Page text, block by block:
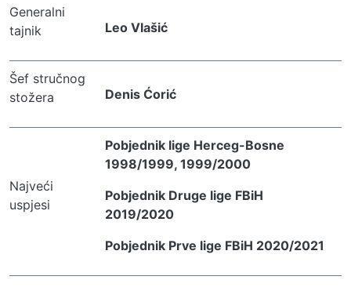
Generalni
tajnik
Leo Vlašić
Šef stručnog
stožera
Denis Ćorić
Najveći
uspjesi
Pobjednik lige Herceg-Bosne
1998/1999, 1999/2000
Pobjednik Druge lige FBiH
2019/2020
Pobjednik Prve lige FBiH 2020/2021